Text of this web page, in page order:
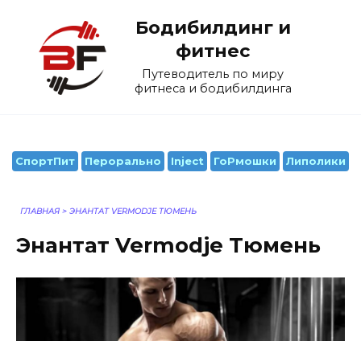
содержанию
Бодибилдинг и
фитнес
Путеводитель по миру
фитнеса и бодибилдинга
СпортПит Перорально Inject ГоРмошки Липолики
ГЛАВНАЯ > ЭНАНТАТ VERMODJE ТЮМЕНЬ
Энантат Vermodje Тюмень